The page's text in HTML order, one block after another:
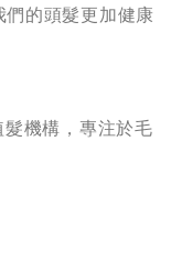
的頭髮更加健康
機構，專注於毛